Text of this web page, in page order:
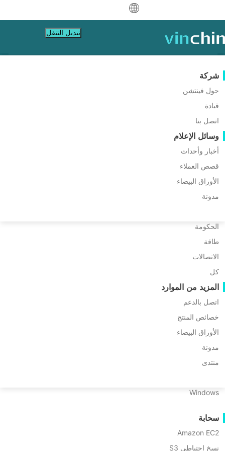
تحميل الدعم
حماية البيانات
النسخ الاحتياطي والاستعادة
النسخ الاحتياطي في الوقت الحقيقي
الحماية المستمرة للبيانات
نسخة خارج الموقع
الأرشفة
تنظيم الوظائف
حركة عبء العمل
ترحيل V2V
ترحيل P2P
ترحيل C2C
ترحيل C2V
ترحيل P2C
القدرة على الاستعادة
التحقق من استعادة الجهاز الظاهري
التحقق من استعادة نظام التشغيل
حالات الاستخدام
نقاط نهاية هائلة
النسخ الاحتياطي إلى السحابة
امتثال GDPR
فيشيال
VMware
Hyper-V
Proxmox
XCP-ng
oVirt
H3C CAS/UIS
ZStack
Sangfor HCI
Huawei FusionCompute
Red Hat Virtualization
Oracle OLVM
XenServer/Citrix Hypervisor
KayGrid
InCloud Sphere
Arcfra
FusionOne Compute
NexaVM
الخادم الفعلي
Windows
سحابة
Amazon EC2
نسخ احتياطي S3
موارد الدعم
قاعدة المعرفة
كيفية الفيديوهات
مركز المساعدة
الأحداث المباشرة
ندوات عبر الإنترنت
العرض المباشر
قصص العملاء
الخدمات التكنولوجية
الحكومة
طاقة
الاتصالات
كل
المزيد من الموارد
اتصل بالدعم
خصائص المنتج
الأوراق البيضاء
مدونة
منتدى
دليل الشراء
تعلم كيفية الشراء
سياسة الترخيص
أسئلة متكررة
اتصل
اطلب عرض سعر
كن شريكًا
برنامج الشريك
كن شريكًا
ابحث عن شريك
اعثر على شريك محلي
بالفعل شريك؟
تسجيل الدخول إلى بوابة الشركاء
شركة
حول فينتشن
قيادة
اتصل بنا
وسائل الإعلام
أخبار وأحداث
قصص العملاء
الأوراق البيضاء
مدونة
تبديل التنقل
الرئيسية
تختار وتهاجر VM بينهما ؟
افتراضية قوية بينما يحافظان على التزام قوي بالمبادئ
المفتوحة المصدر. تهدف هذه المقالة إلى تقديم مقارنة
شاملة بين этين المنصتين.
فهرس
المحتويات
Proxmox
جدول
سهل
؟ حاول
Vinchin
Backup &